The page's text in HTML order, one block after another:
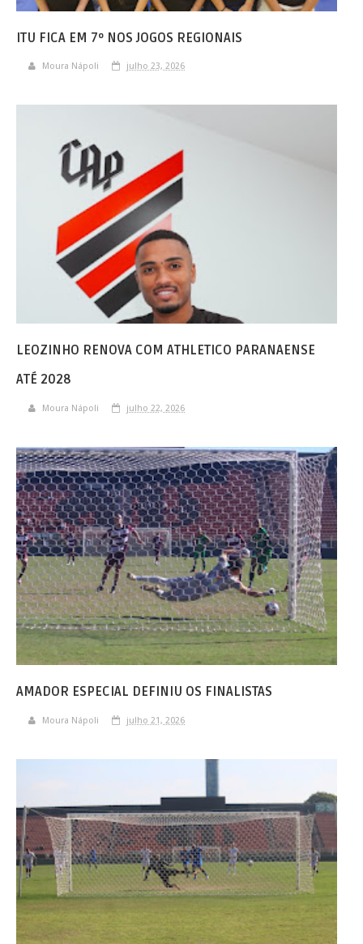
ITU FICA EM 7º NOS JOGOS REGIONAIS
Moura Nápoli julho 23, 2026
LEOZINHO RENOVA COM ATHLETICO PARANAENSE
ATÉ 2028
Moura Nápoli julho 22, 2026
AMADOR ESPECIAL DEFINIU OS FINALISTAS
Moura Nápoli julho 21, 2026